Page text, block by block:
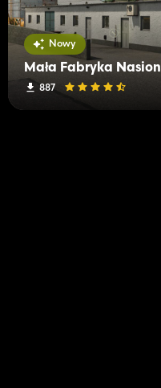
Nowy
Mała Fabryka Nasion
887